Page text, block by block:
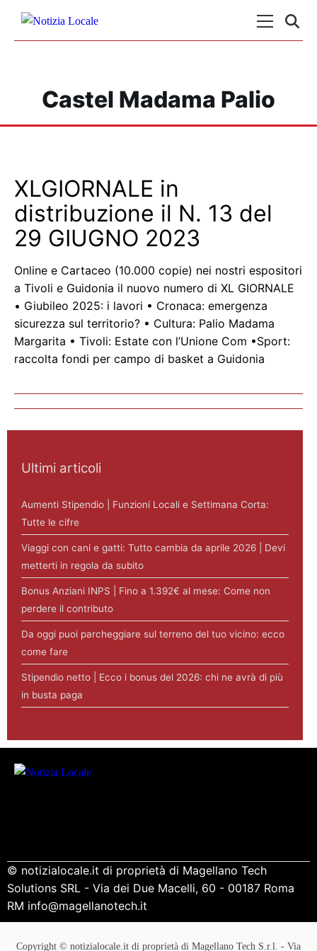
Castel Madama Palio
XLGIORNALE in
distribuzione il N. 13 del
29 GIUGNO 2023
Online e Cartaceo (10.000 copie) nei nostri espositori
a Tivoli e Guidonia il nuovo numero di XL GIORNALE
• Giubileo 2025: i lavori • Cronaca: emergenza
sicurezza sul territorio? • Cultura: Palio Madama
Margarita • Tivoli: Estate con l’Unione Com •Sport:
raccolta fondi per campo di basket a Guidonia
Ultimi articoli
Aumenti Stipendio | Funzioni Locali e Settimana Corta:
Tutte le cifre
Viaggi con cani e gatti: Tutto cambia da aprile 2026 | Devi
metterti in regola da subito
Bonus Anziani INPS | Fino a 1.392€ al mese: Come non
perdere il contributo
Da oggi puoi parcheggiare sul terreno del tuo vicino: ecco
come fare
Stipendio netto | Ecco i bonus del 2026: chi ne avrà di più
in busta paga
© notizialocale.it di proprietà di Magellano Tech
Solutions SRL - Via dei Due Macelli, 60 - 00187 Roma
RM info@magellanotech.it
Copyright © notizialocale.it di proprietà di Magellano Tech S.r.l. - Via